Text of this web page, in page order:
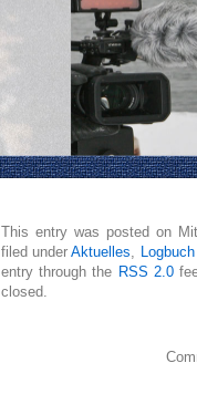
This entry was posted on
filed underAktuelles,
entry through the RSS 2.0
closed.